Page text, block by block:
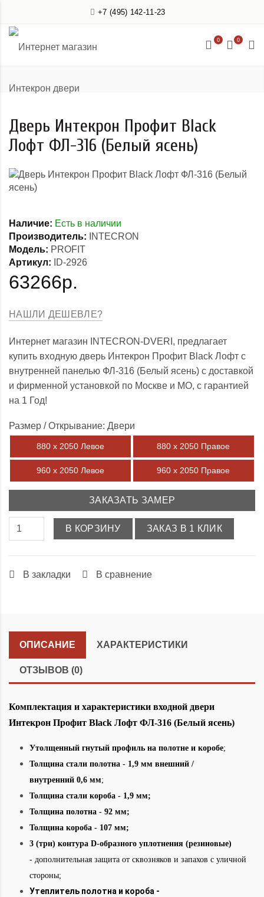
+7 (495) 142-11-23
0 0
Дверь Интекрон Профит Black
Лофт ФЛ-316 (Белый ясень)
Наличие: Есть в наличии
Производитель:
INTECRON
Модель: PROFIT
Артикул: ID-2926
63266р.
НАШЛИ ДЕШЕВЛЕ?
Интернет магазин INTECRON-DVERI, предлагает
купить входную дверь Интекрон Профит Black Лофт с
внутренней панелью ФЛ-316 (Белый ясень) с доставкой
и фирменной установкой по Москве и МО, с гарантией
на 1 Год!
Размер / Открывание: Двери
880 х 2050 Левое 880 х 2050 Правое
960 х 2050 Левое 960 х 2050 Правое
ЗАКАЗАТЬ ЗАМЕР
В КОРЗИНУ ЗАКАЗ В 1 КЛИК
В закладки В сравнение
ОПИСАНИЕ ХАРАКТЕРИСТИКИ
ОТЗЫВОВ (0)
Комплектация и характеристики входной двери
Интекрон Профит Black Лофт ФЛ-316 (Белый ясень)
Утолщенный гнутый профиль на полотне и коробе;
Толщина стали полотна - 1,9 мм внешний /
внутренний 0,6 мм;
Толщина стали короба - 1,9 мм;
Толщина полотна - 92 мм;
Толщина короба - 107 мм;
3 (три) контура D-образного уплотнения (резиновые)
- дополнительная защита от сквозняков и запахов с уличной
стороны;
Утеплитель полотна и короба -